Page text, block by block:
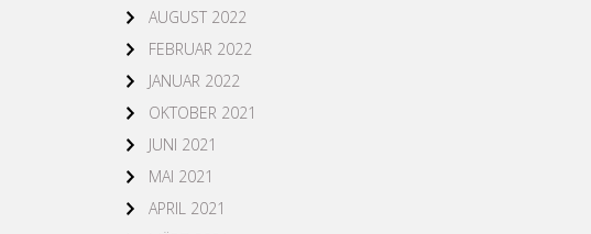
AUGUST 2022
FEBRUAR 2022
JANUAR 2022
OKTOBER 2021
JUNI 2021
MAI 2021
APRIL 2021